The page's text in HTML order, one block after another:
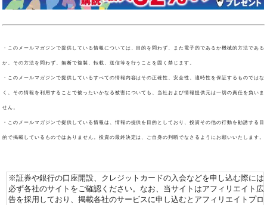
・このメールマガジンで提供している情報については、目的を問わず、また電子的であるか機械的方法である
か、その方法を問わず、無断で複製、転載、送信等を行うことを固く禁じます。
・このメールマガジンで提供しているすべての情報内容はその正確性、安全性、適時性を保証するものではな
く、その情報を利用することで被ったいかなる被害についても、当社および情報提供元は一切の責任を負いま
せん。
・このメールマガジンで提供している情報は、情報の提供を目的としており、投資その他の行動を勧誘する目
的で掲載しているものではありません。投資の最終決定は、ご自身の判断でなさるようにお願いいたします。
※証券や銀行の口座開設、クレジットカードの入会などを申し込む際には
必ず各社のサイトをご確認ください。なお、当サイトはアフィリエイト広
告を採用しており、掲載各社のサービスに申し込むとアフィリエイトプロ